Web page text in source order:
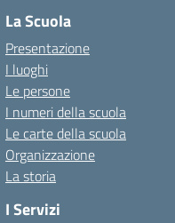
La Scuola
Presentazione
I luoghi
Le persone
I numeri della scuola
Le carte della scuola
Organizzazione
La storia
I Servizi